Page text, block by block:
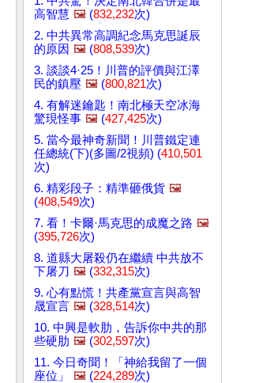
高智慧 🖼️ (832,232次)
2. 中共異常高調紀念馬克思誕辰
的原因 🖼️ (808,539次)
3. 談談4·25！川普的評價與江澤
民的鎮壓 🖼️ (800,821次)
4. 有解迷鑰匙！南北極天空冰海
驚現怪事 🖼️ (427,425次)
5. 當今最神奇新聞！川普鐵定連
任總統(下)(多圖/2視頻) (410,501
次)
6. 精彩段子：精準砸俄貨 🖼️
(408,549次)
7. 看！卡爾·馬克思的成魔之路 🖼️
(395,726次)
8. 道縣大屠殺仍在繼續 中共放不
下屠刀 🖼️ (332,315次)
9. 心有點慌！共產黨宣言與高智
晟宣言 🖼️ (328,514次)
10. 中興是軟肋，告訴你中共的那
些硬肋 🖼️ (302,597次)
11. 今日奇聞！「神給我留了一個
座位」
🖼️ (224,289次)